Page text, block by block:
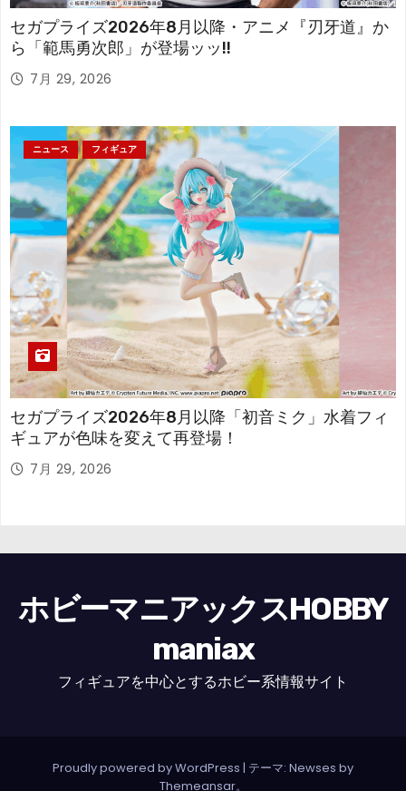
セガプライズ2026年8月以降・アニメ『刃牙道』か
ら「範馬勇次郎」が登場ッッ!!
7月 29, 2026
ニュース フィギュア
セガプライズ2026年8月以降「初音ミク」水着フィ
ギュアが色味を変えて再登場！
7月 29, 2026
ホビーマニアックスHOBBY
maniax
フィギュアを中心とするホビー系情報サイト
Proudly powered by WordPress | テーマ: Newses by
Themeansar。